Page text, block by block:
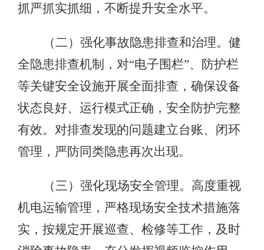
抓严抓实抓细，不断提升安全水平。
（二）强化事故隐患排查和治理。健
全隐患排查机制，对“电子围栏”、防护栏
等关键安全设施开展全面排查，确保设备
状态良好、运行模式正确，安全防护完整
有效。对排查发现的问题建立台账、闭环
管理，严防同类隐患再次出现。
（三）强化现场安全管理。高度重视
机电运输管理，严格现场安全技术措施落
实，按规定开展巡查、检修等工作，及时